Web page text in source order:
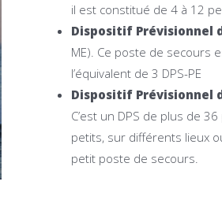
il est constitué de 4 à 12
Dispositif Prévisionnel
ME). Ce poste de secours
l’équivalent de 3 DPS-PE
Dispositif Prévisionnel
C’est un DPS de plus de
petits, sur différents lieux
petit poste de secours.